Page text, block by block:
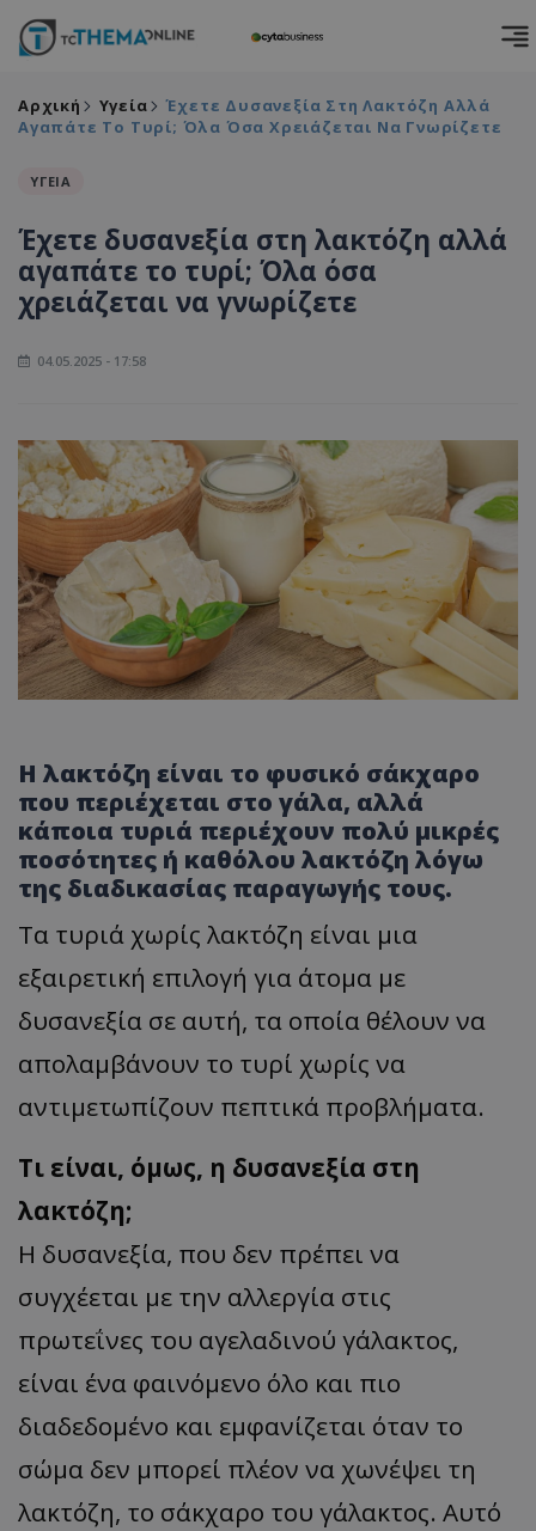
Αρχική Υγεία
Έχετε Δυσανεξία Στη Λακτόζη Αλλά
Αγαπάτε Το Τυρί; Όλα Όσα Χρειάζεται Να Γνωρίζετε
ΥΓΕΙΑ
Έχετε δυσανεξία στη λακτόζη αλλά
αγαπάτε το τυρί; Όλα όσα
χρειάζεται να γνωρίζετε
04.05.2025 - 17:58
Η λακτόζη είναι το φυσικό σάκχαρο
που περιέχεται στο γάλα, αλλά
κάποια τυριά περιέχουν πολύ μικρές
ποσότητες ή καθόλου λακτόζη λόγω
της διαδικασίας παραγωγής τους.
Τα τυριά χωρίς λακτόζη είναι μια
εξαιρετική επιλογή για άτομα με
δυσανεξία σε αυτή, τα οποία θέλουν να
απολαμβάνουν το τυρί χωρίς να
αντιμετωπίζουν πεπτικά προβλήματα.
Τι είναι, όμως, η δυσανεξία στη
λακτόζη;
Η δυσανεξία, που δεν πρέπει να
συγχέεται με την αλλεργία στις
πρωτεΐνες του αγελαδινού γάλακτος,
είναι ένα φαινόμενο όλο και πιο
διαδεδομένο και εμφανίζεται όταν το
σώμα δεν μπορεί πλέον να χωνέψει τη
λακτόζη, το σάκχαρο του γάλακτος. Αυτό